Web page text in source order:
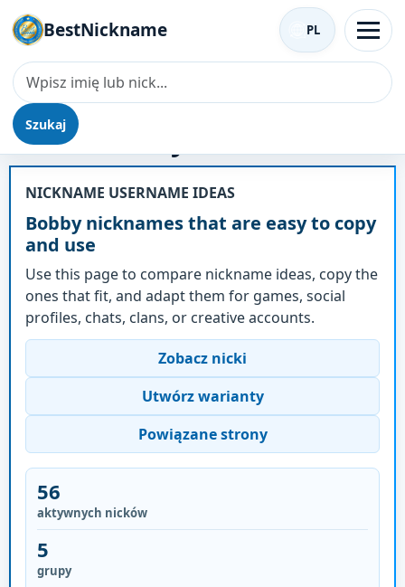
BestNickname
Szukaj
PL
Nick - Bobby
NICKNAME USERNAME IDEAS
Bobby nicknames that are easy to copy
and use
Use this page to compare nickname ideas, copy the
ones that fit, and adapt them for games, social
profiles, chats, clans, or creative accounts.
Zobacz nicki
Utwórz warianty
Powiązane strony
56
aktywnych nicków
5
grupy